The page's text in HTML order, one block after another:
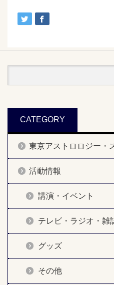
CATEGORY
東京アストロロジー・
活動情報
講演・イベント
テレビ・ラジオ・雑
グッズ
その他